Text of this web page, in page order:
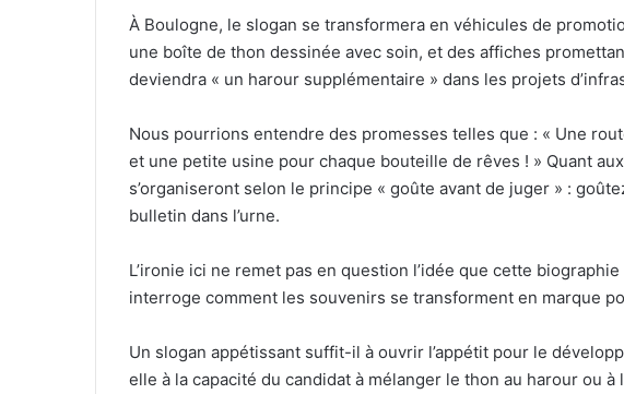
À Boulogne, le slogan se transformera en véhicules de
une boîte de thon dessinée avec soin, et des affiches
deviendra « un harour supplémentaire » dans les projets
Nous pourrions entendre des promesses telles que : « Une
et une petite usine pour chaque bouteille de rêves ! » Quant
s’organiseront selon le principe « goûte avant de juger » :
bulletin dans l’urne.
L’ironie ici ne remet pas en question l’idée que cette
interroge comment les souvenirs se transforment en marque
Un slogan appétissant suffit-il à ouvrir l’appétit pour le
elle à la capacité du candidat à mélanger le thon au harour ou